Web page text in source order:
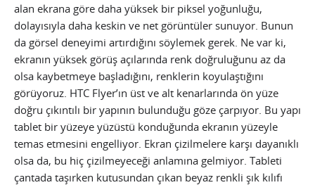
alan ekrana göre daha yüksek bir piksel yoğunluğu,
dolayısıyla daha keskin ve net görüntüler sunuyor. Bunun
da görsel deneyimi artırdığını söylemek gerek. Ne var ki,
ekranın yüksek görüş açılarında renk doğruluğunu az da
olsa kaybetmeye başladığını, renklerin koyulaştığını
görüyoruz. HTC Flyer’ın üst ve alt kenarlarında ön yüze
doğru çıkıntılı bir yapının bulunduğu göze çarpıyor. Bu yapı
tablet bir yüzeye yüzüstü konduğunda ekranın yüzeyle
temas etmesini engelliyor. Ekran çizilmelere karşı dayanıklı
olsa da, bu hiç çizilmeyeceği anlamına gelmiyor. Tableti
çantada taşırken kutusundan çıkan beyaz renkli şık kılıfı